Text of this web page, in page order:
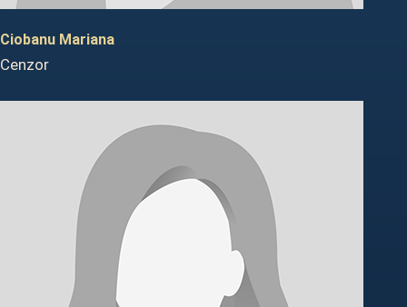
Ciobanu Mariana
Cenzor